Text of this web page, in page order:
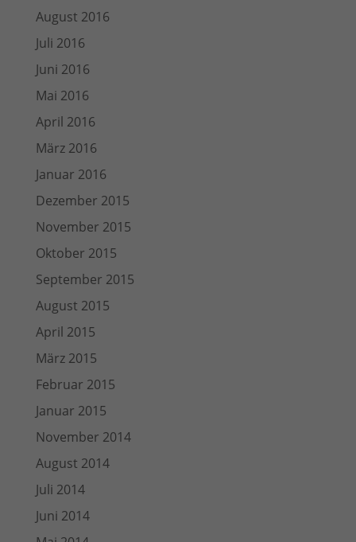
August 2016
Juli 2016
Juni 2016
Mai 2016
April 2016
März 2016
Januar 2016
Dezember 2015
November 2015
Oktober 2015
September 2015
August 2015
April 2015
März 2015
Februar 2015
Januar 2015
November 2014
August 2014
Juli 2014
Juni 2014